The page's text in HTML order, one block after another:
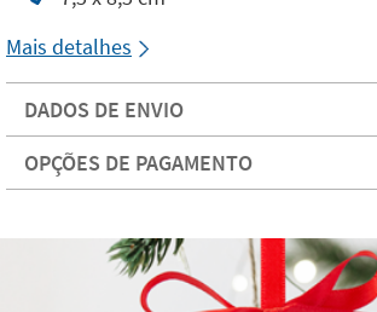
Mais detalhes
DADOS DE ENVIO
OPÇÕES DE PAGAMENTO